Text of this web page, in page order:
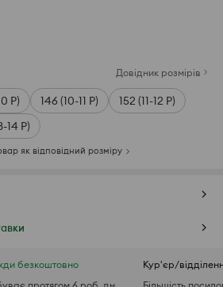
Довідник розмірів
Р) 146 (10-11 Р)
152 (11-12 Р)
14 Р)
як відповідний розміру
безкоштовно
Кур'єр/